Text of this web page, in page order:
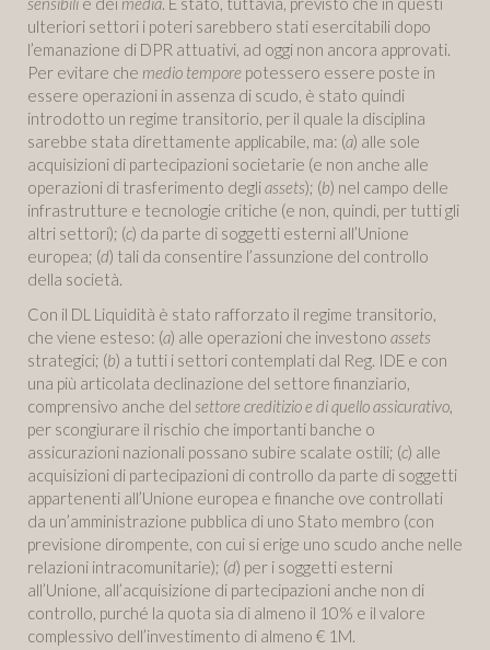
ulteriori settori i poteri sarebbero stati esercitabili dopo
l’emanazione di DPR attuativi, ad oggi non ancora approvati.
Per evitare che medio tempore potessero essere poste in
essere operazioni in assenza di scudo, è stato quindi
introdotto un regime transitorio, per il quale la disciplina
sarebbe stata direttamente applicabile, ma: (a) alle sole
acquisizioni di partecipazioni societarie (e non anche alle
operazioni di trasferimento degliassets); (b) nel campo delle
infrastrutture e tecnologie critiche (e non, quindi, per tutti gli
altri settori); (c) da parte di soggetti esterni all’Unione
europea; (d) tali da consentire l’assunzione del controllo
della società.
Con il DL Liquidità è stato rafforzato il regime transitorio,
che viene esteso: (a) alle operazioni che investono assets
strategici; (b) a tutti i settori contemplati dal Reg. IDE e con
una più articolata declinazione del settore finanziario,
comprensivo anche del settore creditizio e di quello assicurativo
per scongiurare il rischio che importanti banche o
assicurazioni nazionali possano subire scalate ostili; (c) alle
acquisizioni di partecipazioni di controllo da parte di soggetti
appartenenti all’Unione europea e finanche ove controllati
da un’amministrazione pubblica di uno Stato membro (con
previsione dirompente, con cui si erige uno scudo anche nelle
relazioni intracomunitarie); (d) per i soggetti esterni
all’Unione, all’acquisizione di partecipazioni anche non di
controllo, purché la quota sia di almeno il 10% e il valore
complessivo dell’investimento di almeno € 1M.